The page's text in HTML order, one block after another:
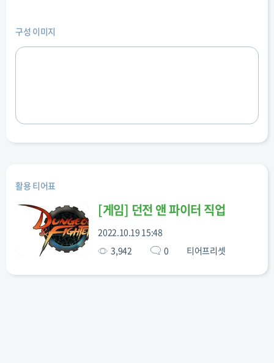
구성 이미지
활용 티어표
[게임] 던전 앤 파이터 직업
2022.10.19 15:48
3,942
0 티어프리셋